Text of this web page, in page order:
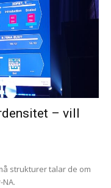
– vill
strukturer talar de om